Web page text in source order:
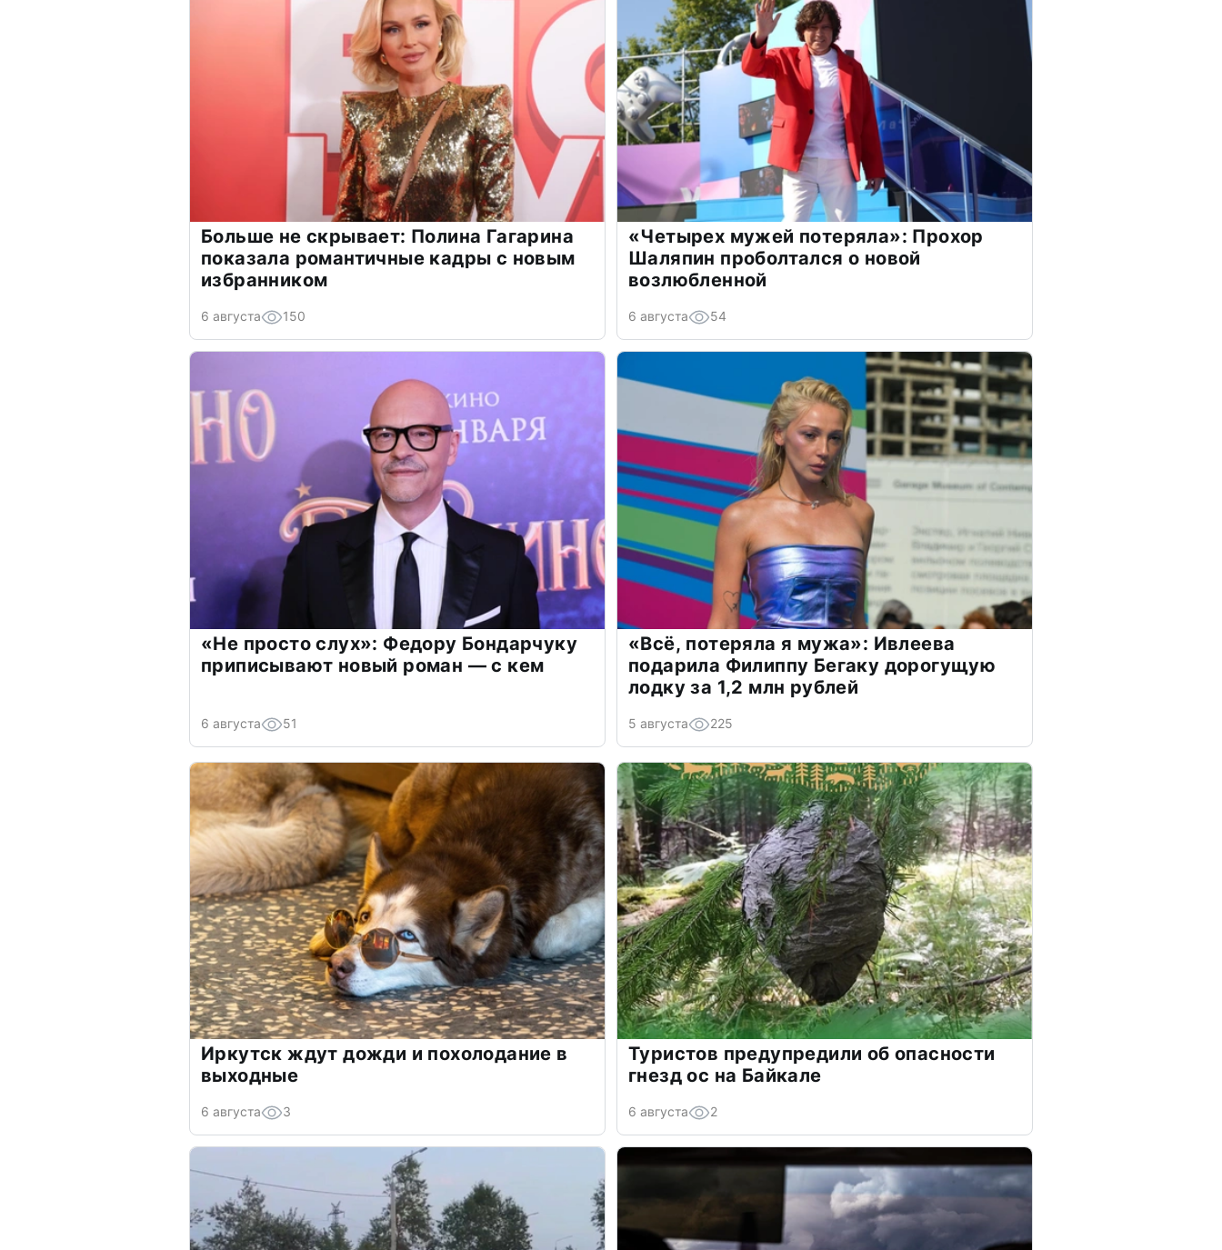
Больше не скрывает: Полина Гагарина
показала романтичные кадры с новым
избранником
6 августа 150
«Четырех мужей потеряла»: Прохор
Шаляпин проболтался о новой
возлюбленной
6 августа 54
«Не просто слух»: Федору Бондарчуку
приписывают новый роман — с кем
6 августа 51
«Всё, потеряла я мужа»: Ивлеева
подарила Филиппу Бегаку дорогущую
лодку за 1,2 млн рублей
5 августа 225
Иркутск ждут дожди и похолодание в
выходные
6 августа 3
Туристов предупредили об опасности
гнезд ос на Байкале
6 августа 2